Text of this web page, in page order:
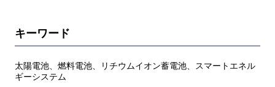
キーワード
太陽電池、燃料電池、リチウムイオン蓄電池、スマートエネル
ギーシステム